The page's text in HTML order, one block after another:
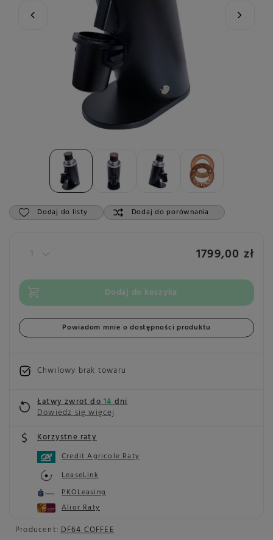
Dodaj do listy Dodaj do porównania
Producent: DF64 COFFEE
1799,00 zł
Dodaj do koszyka
Powiadom mnie o dostępności produktu
Chwilowy brak towaru
Łatwy zwrot do14dni
Dowiedz się więcej
Korzystne raty
Credit Agricole Raty
LeaseLink
PKOLeasing
Alior Raty